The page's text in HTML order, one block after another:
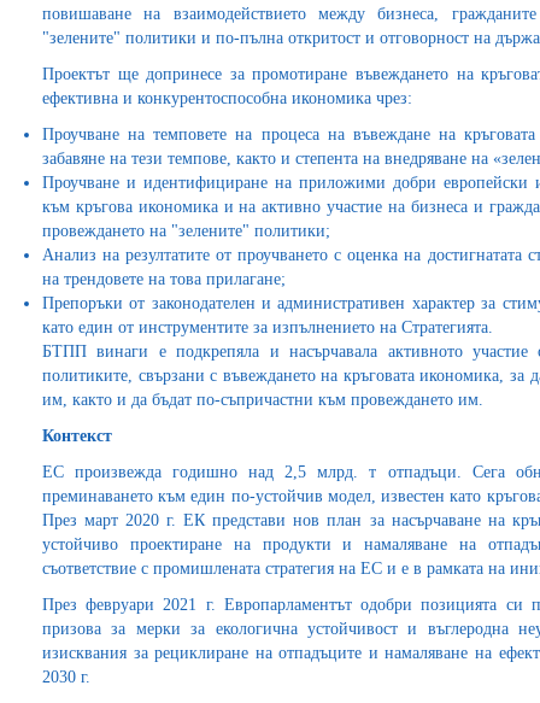
повишаване на взаимодействието между бизнеса,
"зелените" политики и по-пълна откритост и отговорност на
Проектът ще допринесе за промотиране въвеждането на
ефективна и конкурентоспособна икономика чрез:
Проучване на темповете на процеса на въвеждане на
забавяне на тези темпове, както и степента на внедряване на
Проучване и идентифициране на приложими добри европейски
към кръгова икономика и на активно участие на бизнеса и
провеждането на "зелените" политики;
Анализ на резултатите от проучването с оценка на достигнатата
на трендовете на това прилагане;
Препоръки от законодателен и административен характер за
като един от инструментите за изпълнението на Стратегията.
БТПП винаги е подкрепяла и насърчавала активното
политиките, свързани с въвеждането на кръговата икономика, за
им, както и да бъдат по-съпричастни към провеждането им.
Контекст
ЕС произвежда годишно над 2,5 млрд. т отпадъци. Сега
преминаването към един по-устойчив модел, известен като
През март 2020 г. ЕК представи нов план за насърчаване на
устойчиво проектиране на продукти и намаляване на
съответствие с промишлената стратегия на ЕС и е в рамката на
През февруари 2021 г. Европарламентът одобри позицията си
призова за мерки за екологична устойчивост и въглеродна
изисквания за рециклиране на отпадъците и намаляване на
2030 г.